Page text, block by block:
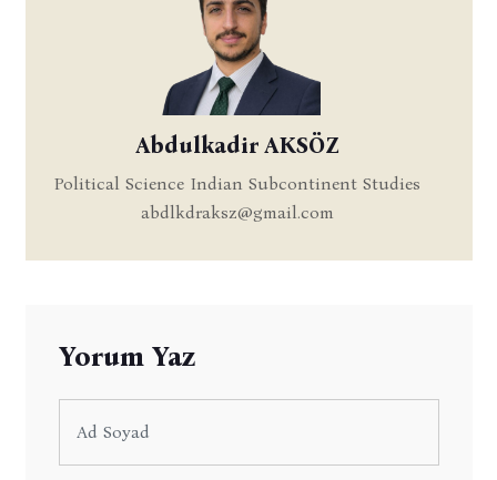
Abdulkadir AKSÖZ
Political Science Indian Subcontinent Studies
abdlkdraksz@gmail.com
Yorum Yaz